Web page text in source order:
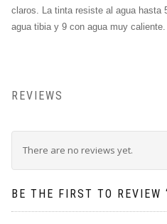
claros. La tinta resiste al agua hasta
agua tibia y 9 con agua muy
REVIEWS
There are no reviews yet.
BE THE FIRST TO REVIEW